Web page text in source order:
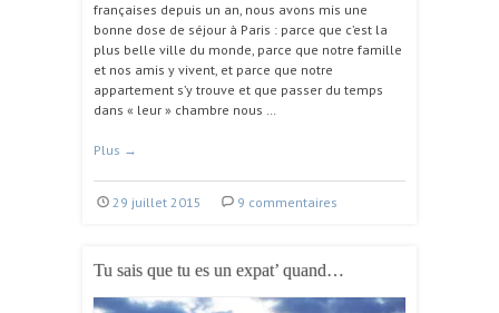
françaises depuis un an, nous avons mis une
bonne dose de séjour à Paris : parce que c’est la
plus belle ville du monde, parce que notre famille
et nos amis y vivent, et parce que notre
appartement s’y trouve et que passer du temps
dans « leur » chambre nous …
Plus →
29 juillet 2015 9 commentaires
Tu sais que tu es un expat’ quand…